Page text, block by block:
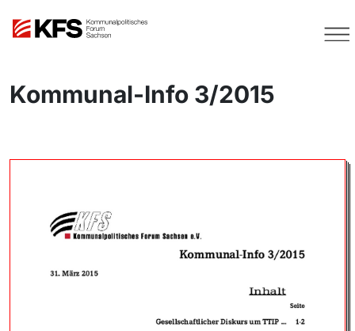
Kommunal-Info 3/2015